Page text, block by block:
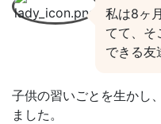
私は8ヶ
てて、そ
できる
子供の習いごとを生かし
ました。